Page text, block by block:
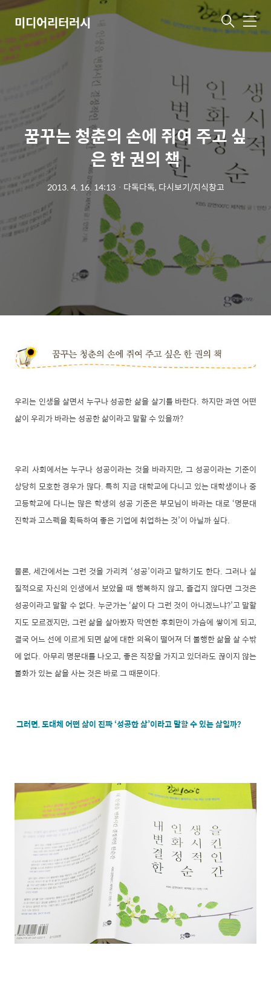
미디어리터러시 메
뉴
꿈꾸는 청춘의 손에 쥐여 주고 싶
은 한 권의 책
2013. 4. 16. 14:13ㆍ 다독다독, 다시보기/지식창고
우리는 인생을 살면서 누구나 성공한 삶을 살기를 바란다. 하지만 과연 어떤
삶이 우리가 바라는 성공한 삶이라고 말할 수 있을까?
우리 사회에서는 누구나 성공이라는 것을 바라지만, 그 성공이라는 기준이
상당히 모호한 경우가 많다. 특히 지금 대학교에 다니고 있는 대학생이나 중
고등학교에 다니는 많은 학생의 성공 기준은 부모님이 바라는 대로 ‘명문대
진학과 고스펙을 획득하여 좋은 기업에 취업하는 것’이 아닐까 싶다.
물론, 세간에서는 그런 것을 가리켜 ‘성공’이라고 말하기도 한다. 그러나 실
질적으로 자신의 인생에서 보았을 때 행복하지 않고, 즐겁지 않다면 그것은
성공이라고 말할 수 없다. 누군가는 ‘삶이 다 그런 것이 아니겠느냐?’고 말할
지도 모르겠지만, 그런 삶을 살아봤자 막연한 후회만이 가슴에 쌓이게 되고,
결국 어느 선에 이르게 되면 삶에 대한 의욕이 떨어져 더 불행한 삶을 살 수밖
에 없다. 아무리 명문대를 나오고, 좋은 직장을 가지고 있더라도 끊이지 않는
불화가 있는 삶을 사는 것은 바로 그 때문이다.
그러면, 도대체 어떤 삶이 진짜 ‘성공한 삶’이라고 말할 수 있는 삶일까?